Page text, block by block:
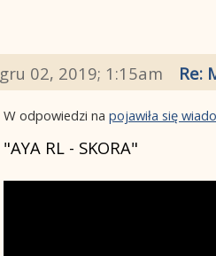
gru 02, 2019; 1:15am Re:
W odpowiedzi napojawiła się
"AYA RL - SKORA"